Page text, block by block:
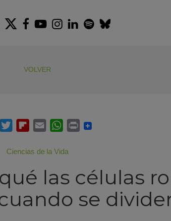
Twitter
Facebook
Youtube
Instagram
LinkedIn
Spotify
Bluesky
VOLVER
Ciencias de la Vida
las células
se